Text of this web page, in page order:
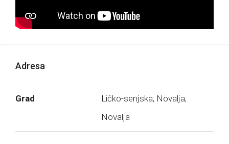
Adresa
Grad
Ličko-senjska, Novalja,
Novalja